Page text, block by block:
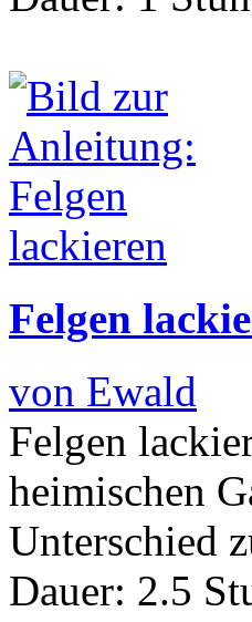
Felgen
von Ewald
Felgen
heimischen
Unterschied
Dauer: 2.5